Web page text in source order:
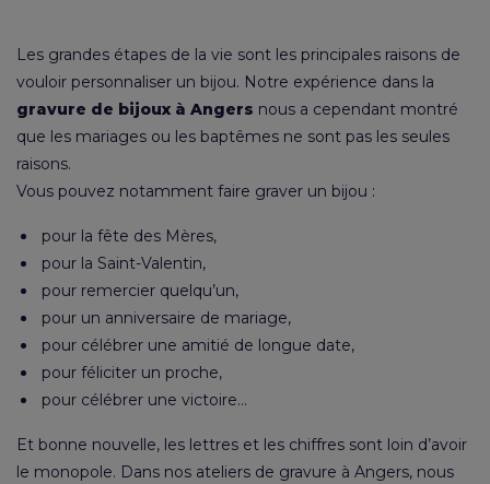
Les grandes étapes de la vie sont les principales raisons de
vouloir personnaliser un bijou. Notre expérience dans la
gravure de bijoux à Angers nous a cependant montré
que les mariages ou les baptêmes ne sont pas les seules
raisons.
Vous pouvez notamment faire graver un bijou :
pour la fête des Mères,
pour la Saint-Valentin,
pour remercier quelqu’un,
pour un anniversaire de mariage,
pour célébrer une amitié de longue date,
pour féliciter un proche,
pour célébrer une victoire…
Et bonne nouvelle, les lettres et les chiffres sont loin d’avoir
le monopole. Dans nos ateliers de gravure à Angers, nous